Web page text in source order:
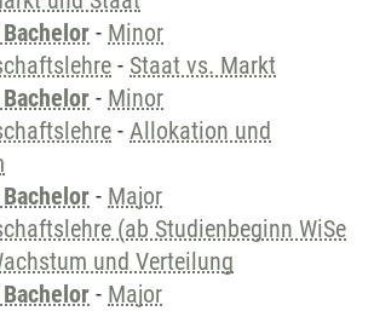
- Minor
- Staat vs. Markt
- Minor
- Allokation und
- Major
(ab Studienbeginn WiSe
und Verteilung
- Major